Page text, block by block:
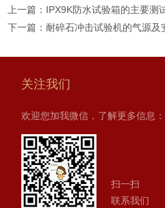
上一篇： IPX9K防水试验箱的主要测
下一篇： 耐碎石冲击试验机的气源及
关注我们
欢迎您加我微信，了解更多信息：
扫一扫
联系我们